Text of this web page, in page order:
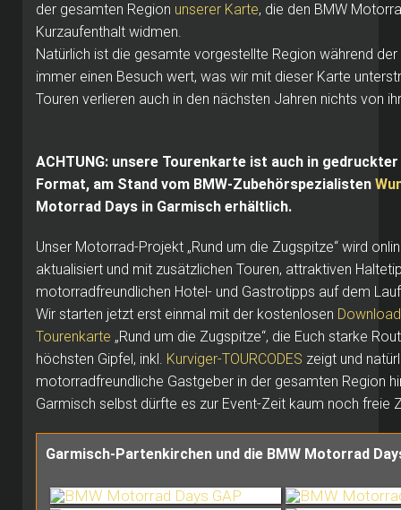
der gesamten Region unserer Karte, die den BMW
Kurzaufenthalt widmen.
Natürlich ist die gesamte vorgestellte Region während
immer einen Besuch wert, was wir mit dieser Karte
Touren verlieren auch in den nächsten Jahren nichts von
ACHTUNG: unsere Tourenkarte ist auch in
Format, am Stand vom BMW-Zubehörspezialisten
Motorrad Days in Garmisch erhältlich.
Unser Motorrad-Projekt „Rund um die Zugspitze“ wird
aktualisiert und mit zusätzlichen Touren, attraktiven
motorradfreundlichen Hotel- und Gastrotipps auf dem
Wir starten jetzt erst einmal mit der kostenlosen
Tourenkarte „Rund um die Zugspitze“, die Euch starke
höchsten Gipfel, inkl. Kurviger-TOURCODES zeigt und
motorradfreundliche Gastgeber in der gesamten Region
Garmisch selbst dürfte es zur Event-Zeit kaum noch freie
Garmisch-Partenkirchen und die BMW Motorrad